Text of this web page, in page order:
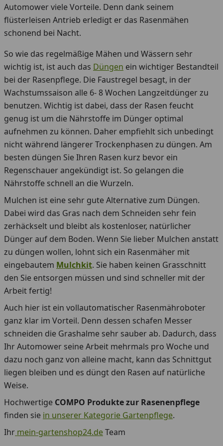
Automower viele Vorteile. Denn dank seinem
flüsterleisen Antrieb erledigt er das Rasenmähen
schonend bei Nacht.
So wie das regelmäßige Mähen und Wässern sehr
wichtig ist, ist auch das Düngen ein wichtiger Bestandteil
bei der Rasenpflege. Die Faustregel besagt, in der
Wachstumssaison alle 6- 8 Wochen Langzeitdünger zu
benutzen. Wichtig ist dabei, dass der Rasen feucht
genug ist um die Nährstoffe im Dünger optimal
aufnehmen zu können. Daher empfiehlt sich unbedingt
nicht während längerer Trockenphasen zu düngen. Am
besten düngen Sie Ihren Rasen kurz bevor ein
Regenschauer angekündigt ist. So gelangen die
Nährstoffe schnell an die Wurzeln.
Mulchen ist eine sehr gute Alternative zum Düngen.
Dabei wird das Gras nach dem Schneiden sehr fein
zerhäckselt und bleibt als kostenloser, natürlicher
Dünger auf dem Boden. Wenn Sie lieber Mulchen anstatt
zu düngen wollen, lohnt sich ein Rasenmäher mit
eingebautem Mulchkit. Sie haben keinen Grasschnitt
den Sie entsorgen müssen und sind schneller mit der
Arbeit fertig!
Auch hier ist ein vollautomatischer Rasenmähroboter
ganz klar im Vorteil. Denn dessen schafen Messer
schneiden die Grashalme sehr sauber ab. Dadurch, dass
Ihr Automower seine Arbeit mehrmals pro Woche und
dazu noch ganz von alleine macht, kann das Schnittgut
liegen bleiben und es düngt den Rasen auf natürliche
Weise.
Hochwertige COMPO Produkte zur Rasenenpflege
finden sie in unserer Kategorie Gartenpflege.
Ihr mein-gartenshop24.deTeam